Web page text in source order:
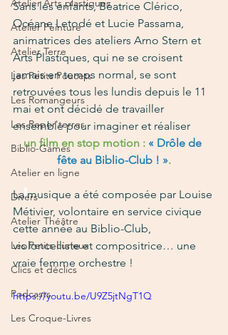
Atelier Arts plastiques
Atelier Peinture
Atelier Terre
Les Petits Poucets
Les Romangeurs
Les Repor'terres
Biblio-Games
Atelier en ligne
Divers
Atelier Théâtre
Les Petits curieux
Clics et déclics
Podcasts
Les Croque-Livres
Sans les enfants, Béatrice Clérico,
Océane Letodé et Lucie Passama,
animatrices des ateliers Arno Stern et
Arts Plastiques, qui ne se croisent
jamais en temps normal, se sont
retrouvées tous les lundis depuis le 11
mai et ont décidé de travailler
ensemble pour imaginer et réaliser
un film en stop motion : « Drôle de
fête au Biblio-Club ! ».
La musique a été composée par Louise
Métivier, volontaire en service civique
cette année au Biblio-Club,
violoncelliste et compositrice… une
vraie femme orchestre !
https://youtu.be/U9Z5jtNgT1Q